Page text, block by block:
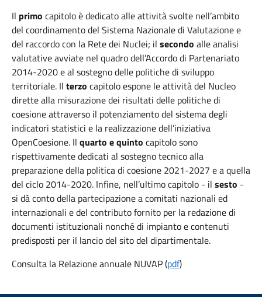
Il primo capitolo è dedicato alle attività svolte nell’ambito
del coordinamento del Sistema Nazionale di Valutazione e
del raccordo con la Rete dei Nuclei; il secondo alle analisi
valutative avviate nel quadro dell’Accordo di Partenariato
2014-2020 e al sostegno delle politiche di sviluppo
territoriale. Il terzo capitolo espone le attività del Nucleo
dirette alla misurazione dei risultati delle politiche di
coesione attraverso il potenziamento del sistema degli
indicatori statistici e la realizzazione dell’iniziativa
OpenCoesione. Il quarto e quinto capitolo sono
rispettivamente dedicati al sostegno tecnico alla
preparazione della politica di coesione 2021-2027 e a quella
del ciclo 2014-2020. Infine, nell’ultimo capitolo - il sesto -
si dà conto della partecipazione a comitati nazionali ed
internazionali e del contributo fornito per la redazione di
documenti istituzionali nonché di impianto e contenuti
predisposti per il lancio del sito del dipartimentale.
Consulta la Relazione annuale NUVAP (pdf)